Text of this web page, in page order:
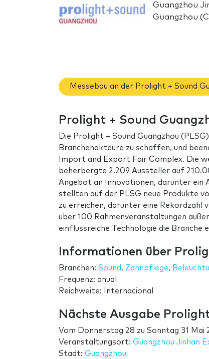
Guangzhou
Guangzhou
Messebau an der Prolight + Sound
Prolight + Sound
Die Prolight + Sound Guangzhou
Branchenakteure zu schaffen, und
Import and Export Fair Complex. Die
beherbergte 2.209 Aussteller auf
Angebot an Innovationen, darunter ein
stellten auf der PLSG neue Produkte
zu erreichen, darunter eine Rekordzahl
über 100 Rahmenveranstaltungen
einflussreiche Technologie die Branche
Informationen über
Branchen: Sound , Zahnpflege,
Frequenz: anual
Reichweite: Internacional
Nächste Ausgabe
Vom Donnerstag 28 zu Sonntag 31 Mai
Veranstaltungsort: Guangzhou Jinhan
Stadt: Guangzhou